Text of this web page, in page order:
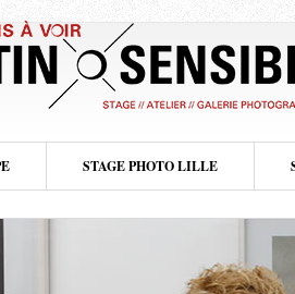
STAGE PHOTO LILLE